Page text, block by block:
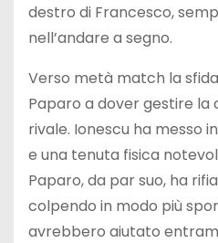
destro di Francesco,
nell’andare a segno.
Verso metà match la
Paparo a dover gestire la
rivale. Ionescu ha messo
e una tenuta fisica
Paparo, da par suo, ha
colpendo in modo più
avrebbero aiutato